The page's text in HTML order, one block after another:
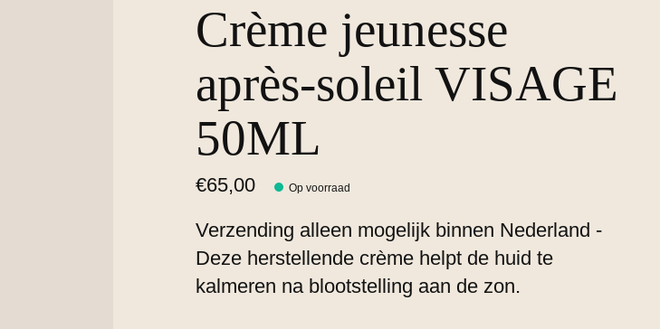
Crème jeunesse
après-soleil VISAGE
50ML
€65,00 Op voorraad
Verzending alleen mogelijk binnen Nederland -
Deze herstellende crème helpt de huid te
kalmeren na blootstelling aan de zon.